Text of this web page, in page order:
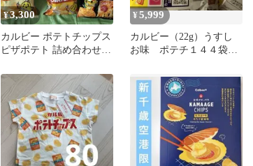
¥3,300
カルビー ポテトチップス
ピザポテト 詰め合わせセ
¥5,999
カルビー（22g）うすし
お味 ポテチ１４４袋
ードなし）